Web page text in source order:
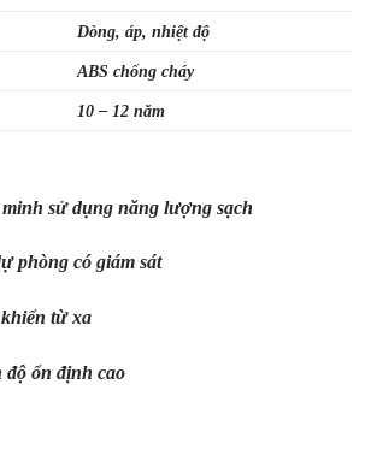
Dòng, áp, nhiệt độ
ABS chống cháy
10 – 12 năm
sử dụng năng lượng sạch
phòng có giám sát
từ xa
độ ổn định cao